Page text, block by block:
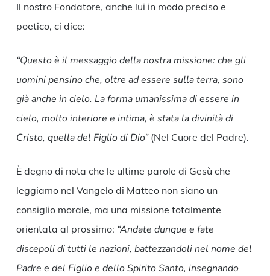
Il nostro Fondatore, anche lui in modo preciso e
poetico, ci dice:
“Questo è il messaggio della nostra missione: che gli
uomini pensino che, oltre ad essere sulla terra, sono
già anche in cielo. La forma umanissima di essere in
cielo, molto interiore e intima, è stata la divinità di
Cristo, quella del Figlio di Dio”(Nel Cuore del Padre).
È degno di nota che le ultime parole di Gesù che
leggiamo nel Vangelo di Matteo non siano un
consiglio morale, ma una missione totalmente
orientata al prossimo: “Andate dunque e fate
discepoli di tutti le nazioni, battezzandoli nel nome del
Padre e del Figlio e dello Spirito Santo, insegnando